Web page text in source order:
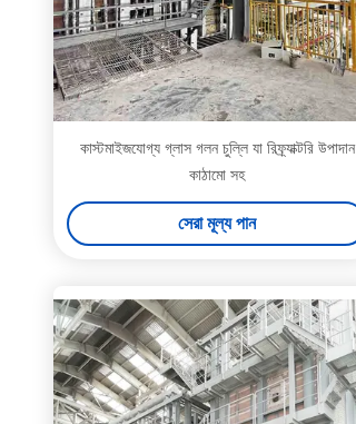
কাস্টমাইজযোগ্য গ্লাস গলন চুল্লি যা রিফ্র্যাক্টরি উপাদান
কাঠামো সহ
সেরা মূল্য পান